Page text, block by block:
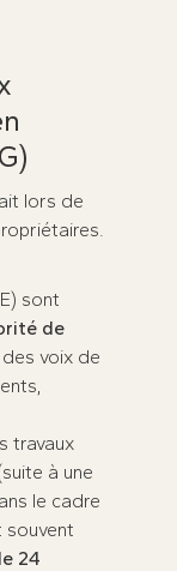
lors de
sont
de
voix de
travaux
à une
le cadre
souvent
24